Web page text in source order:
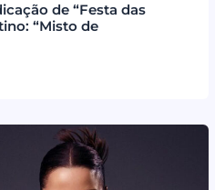
de “Festa das
“Misto de